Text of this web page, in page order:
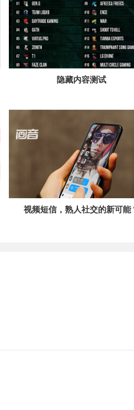
隐藏内容测试
视频短信，熟人社交的新可能